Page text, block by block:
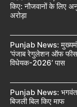
किए: नौजवानों के लिए
अरोड़ा
Punjab News:
‘पंजाब रेगुलेशन ऑफ
विधेयक-2026’ पास
Punjab News: भगवंत
बिजली बिल किए माफ